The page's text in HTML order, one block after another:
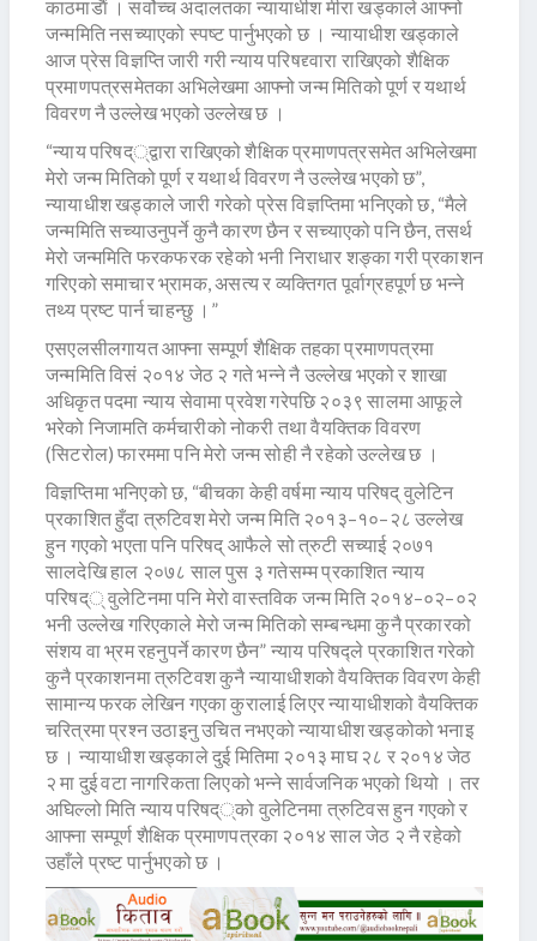
काठमाडाैं । सर्वोच्च अदालतका न्यायाधीश मीरा खड्काले आफ्नो
जन्ममिति नसच्याएको स्पष्ट पार्नुभएको छ । न्यायाधीश खड्काले
आज प्रेस विज्ञप्ति जारी गरी न्याय परिषद्द्वारा राखिएको शैक्षिक
प्रमाणपत्रसमेतका अभिलेखमा आफ्नो जन्म मितिको पूर्ण र यथार्थ
विवरण नै उल्लेख भएको उल्लेख छ ।
“न्याय परिषद््द्वारा राखिएको शैक्षिक प्रमाणपत्रसमेत अभिलेखमा
मेरो जन्म मितिको पूर्ण र यथार्थ विवरण नै उल्लेख भएको छ”,
न्यायाधीश खड्काले जारी गरेको प्रेस विज्ञप्तिमा भनिएको छ, “मैले
जन्ममिति सच्याउनुपर्ने कुनै कारण छैन र सच्याएको पनि छैन, तसर्थ
मेरो जन्ममिति फरकफरक रहेको भनी निराधार शङ्का गरी प्रकाशन
गरिएको समाचार भ्रामक, असत्य र व्यक्तिगत पूर्वाग्रहपूर्ण छ भन्ने
तथ्य प्रष्ट पार्न चाहन्छु ।”
एसएलसीलगायत आफ्ना सम्पूर्ण शैक्षिक तहका प्रमाणपत्रमा
जन्ममिति विसं २०१४ जेठ २ गते भन्ने नै उल्लेख भएको र शाखा
अधिकृत पदमा न्याय सेवामा प्रवेश गरेपछि २०३९ सालमा आफूले
भरेको निजामति कर्मचारीको नोकरी तथा वैयक्तिक विवरण
(सिटरोल) फारममा पनि मेरो जन्म सोही नै रहेको उल्लेख छ ।
विज्ञप्तिमा भनिएको छ, “बीचका केही वर्षमा न्याय परिषद् वुलेटिन
प्रकाशित हुँदा त्रुटिवश मेरो जन्म मिति २०१३–१०–२८ उल्लेख
हुन गएको भएता पनि परिषद् आफैले सो त्रुटी सच्याई २०७१
सालदेखि हाल २०७८ साल पुस ३ गतेसम्म प्रकाशित न्याय
परिषद्् वुलेटिनमा पनि मेरो वास्तविक जन्म मिति २०१४–०२–०२
भनी उल्लेख गरिएकाले मेरो जन्म मितिको सम्बन्धमा कुनै प्रकारको
संशय वा भ्रम रहनुपर्ने कारण छैन” न्याय परिषद्ले प्रकाशित गरेको
कुनै प्रकाशनमा त्रुटिवश कुनै न्यायाधीशको वैयक्तिक विवरण केही
सामान्य फरक लेखिन गएका कुरालाई लिएर न्यायाधीशको वैयक्तिक
चरित्रमा प्रश्न उठाइनु उचित नभएको न्यायाधीश खड्कोको भनाइ
छ । न्यायाधीश खड्काले दुई मितिमा २०१३ माघ २८ र २०१४ जेठ
२ मा दुई वटा नागरिकता लिएको भन्ने सार्वजनिक भएको थियो । तर
अघिल्लो मिति न्याय परिषद््को वुलेटिनमा त्रुटिवस हुन गएको र
आफ्ना सम्पूर्ण शैक्षिक प्रमाणपत्रका २०१४ साल जेठ २ नै रहेको
उहाँले प्रष्ट पार्नुभएको छ ।